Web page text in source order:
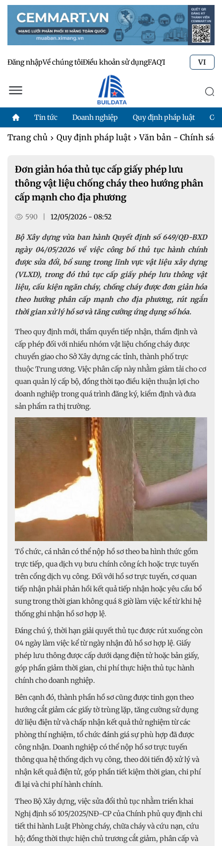
Đăng nhậpVề chúng tôiĐiều khoản sử dụngFAQTư vấn kỹ thuật
VI
Tin tức Doanh nghiệp Quy định pháp luật
Trang chủ Quy định pháp luật Văn bản - Chính
Đơn giản hóa thủ tục cấp giấy phép lưu
thông vật liệu chống cháy theo hướng phân
cấp mạnh cho địa phương
590 12/05/2026 - 08:52
Bộ Xây dựng vừa ban hành Quyết định số 649/QĐ-BXD
ngày 04/05/2026 về việc công bố thủ tục hành chính
được sửa đổi, bổ sung trong lĩnh vực vật liệu xây dựng
(VLXD), trong đó thủ tục cấp giấy phép lưu thông vật
liệu, cấu kiện ngăn cháy, chống cháy được đơn giản hóa
theo hướng phân cấp mạnh cho địa phương, rút ngắn
thời gian xử lý hồ sơ và tăng cường ứng dụng số hóa.
Theo quy định mới, thẩm quyền tiếp nhận, thẩm định và
cấp phép đối với nhiều nhóm vật liệu chống cháy được
chuyển giao cho Sở Xây dựng các tỉnh, thành phố trực
thuộc Trung ương. Việc phân cấp này nhằm giảm tải cho cơ
quan quản lý cấp bộ, đồng thời tạo điều kiện thuận lợi cho
doanh nghiệp trong quá trình đăng ký, kiểm định và đưa
sản phẩm ra thị trường.
Tổ chức, cá nhân có thể nộp hồ sơ theo ba hình thức gồm
trực tiếp, qua dịch vụ bưu chính công ích hoặc trực tuyến
trên cổng dịch vụ công. Đối với hồ sơ trực tuyến, cơ quan
tiếp nhận phải phản hồi kết quả tiếp nhận hoặc yêu cầu bổ
sung trong thời gian không quá 8 giờ làm việc kể từ khi hệ
thống ghi nhận hồ sơ hợp lệ.
Đáng chú ý, thời hạn giải quyết thủ tục được rút xuống còn
04 ngày làm việc kể từ ngày nhận đủ hồ sơ hợp lệ. Giấy
phép lưu thông được cấp dưới dạng điện tử hoặc bản giấy,
góp phần giảm thời gian, chi phí thực hiện thủ tục hành
chính cho doanh nghiệp.
Bên cạnh đó, thành phần hồ sơ cũng được tinh gọn theo
hướng cắt giảm các giấy tờ trùng lặp, tăng cường sử dụng
dữ liệu điện tử và chấp nhận kết quả thử nghiệm từ các
phòng thí nghiệm, tổ chức đánh giá sự phù hợp đã được
công nhận. Doanh nghiệp có thể nộp hồ sơ trực tuyến
thông qua hệ thống dịch vụ công, theo dõi tiến độ xử lý và
nhận kết quả điện tử, góp phần tiết kiệm thời gian, chi phí
đi lại và chi phí hành chính.
Theo Bộ Xây dựng, việc sửa đổi thủ tục nhằm triển khai
Nghị định số 105/2025/NĐ-CP của Chính phủ quy định chi
tiết thi hành Luật Phòng cháy, chữa cháy và cứu nạn, cứu
hộ; đồng thời thực hiện chủ trương cắt giảm, phân cấp và